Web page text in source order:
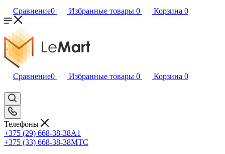
Сравнение0 Избранные товары 0 Корзина 0
Сравнение0 Избранные товары 0 Корзина 0
Телефоны
+375 (29) 668-38-38A1
+375 (33) 668-38-38МТС